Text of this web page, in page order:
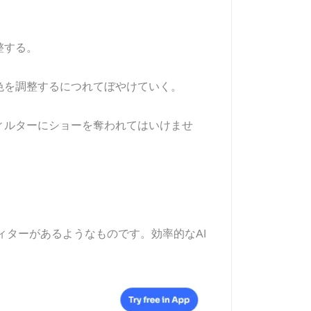
する。
調整するにつれてぼやけていく。
ターにショーを奪われてはいけませ
ーがあるようなものです。効率的なAI